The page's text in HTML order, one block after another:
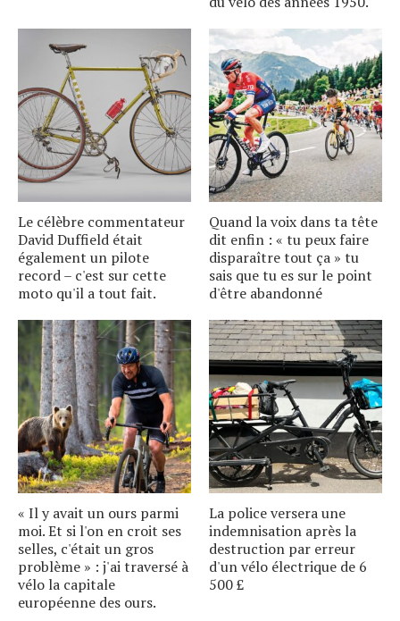
Le célèbre commentateur
David Duffield était
également un pilote
record – c'est sur cette
moto qu'il a tout fait.
Quand la voix dans ta tête
dit enfin : « tu peux faire
disparaître tout ça » tu
sais que tu es sur le point
d'être abandonné
« Il y avait un ours parmi
moi. Et si l'on en croit ses
selles, c'était un gros
problème » : j'ai traversé à
vélo la capitale
européenne des ours.
La police versera une
indemnisation après la
destruction par erreur
d'un vélo électrique de 6
500 £